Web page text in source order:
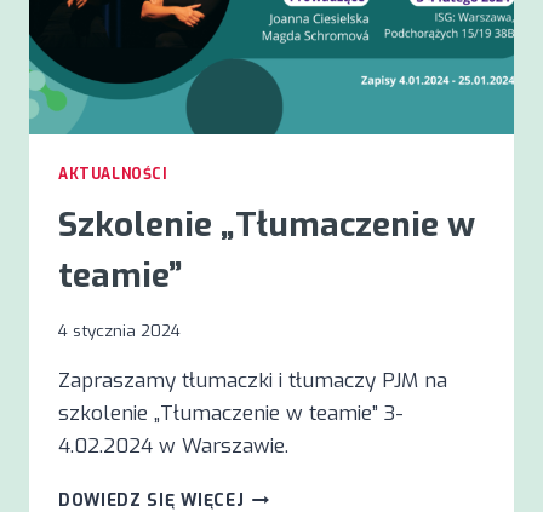
AKTUALNOŚCI
Szkolenie „Tłumaczenie w
teamie”
4 stycznia 2024
Zapraszamy tłumaczki i tłumaczy PJM na
szkolenie „Tłumaczenie w teamie” 3-
4.02.2024 w Warszawie.
DOWIEDZ SIĘ WIĘCEJ SZKOLENIE